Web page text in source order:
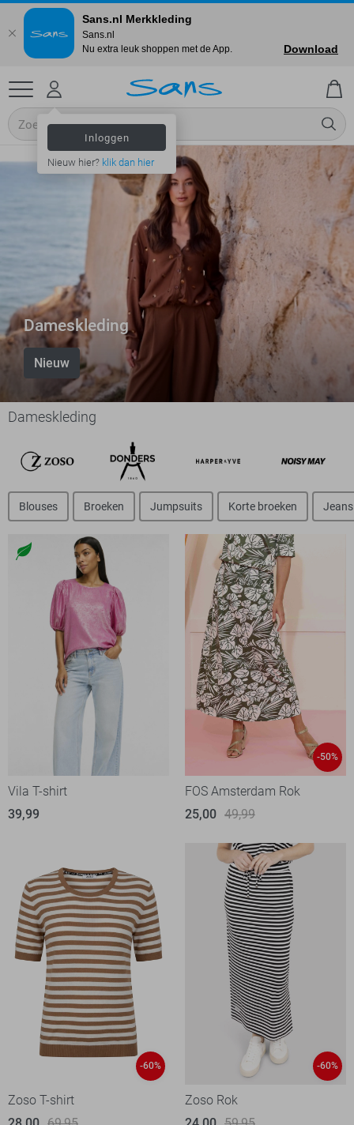
Inloggen
Nieuw hier? klik dan hier
Dameskleding
Nieuw
Dameskleding
Blouses Broeken Jumpsuits Korte broeken Jeans
Vila T-shirt
39,99
-50%
FOS Amsterdam Rok
25,00 49,99
-60%
Zoso T-shirt
-60%
Zoso Rok
Sans.nl Merkkleding
Sans.nl
Nu extra leuk shoppen met de App.
Download